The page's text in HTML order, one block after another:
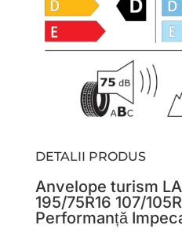
DETALII PRODUS
Anvelope turism
195/75R16 107/
Performanță